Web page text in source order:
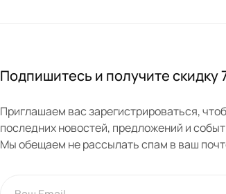
Подпишитесь и получите скидку
Приглашаем вас зарегистрироваться,
последних новостей, предложений и
Мы обещаем не рассылать спам в ваш